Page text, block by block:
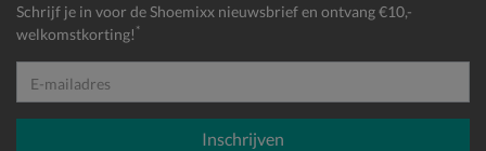
Schrijf je in voor de Shoemixx nieuwsbrief en ontvang €10,-
welkomstkorting! *
E-mailadres
Inschrijven